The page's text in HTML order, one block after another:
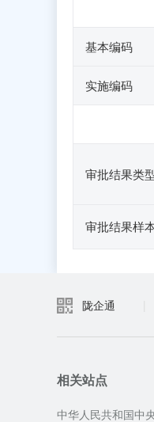
基本编码
实施编码
审批结果类
审批结果样
陇企通
相关站点
中华人民共和国中